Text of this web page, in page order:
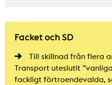
Facket och SD
Till skillnad från flera
Transport uteslutit
fackligt förtroendevalda,